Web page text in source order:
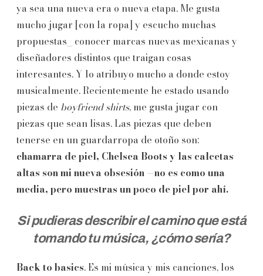
ya sea una nueva era o nueva etapa. Me gusta
mucho jugar [con la ropa] y escucho muchas
propuestas_ conocer marcas nuevas mexicanas y
diseñadores distintos que traigan cosas
interesantes. Y lo atribuyo mucho a donde estoy
musicalmente. Recientemente he estado usando
piezas de boyfriend shirts, me gusta jugar con
piezas que sean lisas. Las piezas que deben
tenerse en un guardarropa de otoño son:
chamarra de piel, Chelsea Boots y las calcetas
altas son mi nueva obsesión —no es como una
media, pero muestras un poco de piel por ahí.
Si pudieras describir el camino que está
tomando tu música, ¿cómo sería?
Back to basics. Es mi música y mis canciones, los